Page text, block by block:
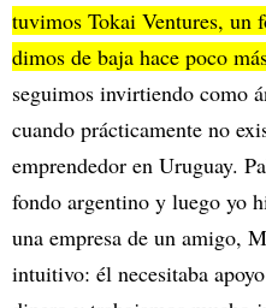
tuvimos Tokai Ventures, un
dimos de baja hace poco
seguimos invirtiendo como
cuando prácticamente no
emprendedor en Uruguay.
fondo argentino y luego yo
una empresa de un amigo,
intuitivo: él necesitaba